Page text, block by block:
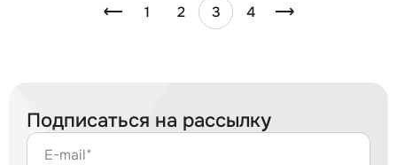
1 2 3 4
Подписаться на рассылку
E-mail*